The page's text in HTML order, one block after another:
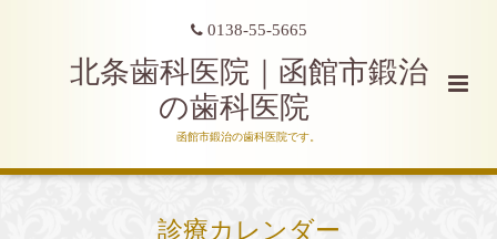
0138-55-5665
北条歯科医院｜函館市鍛治
の歯科医院
函館市鍛治の歯科医院です。
診療カレンダー